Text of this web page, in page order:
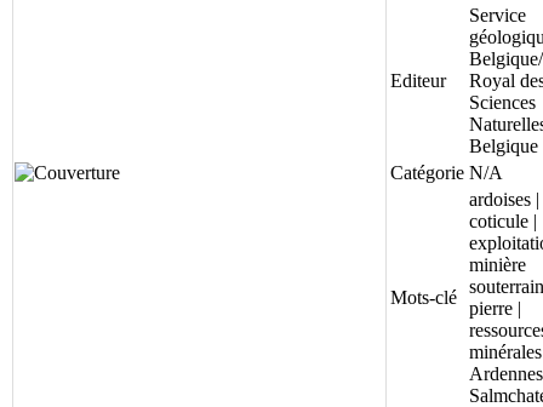
Editeur
Service
Royal
Sciences
Belgique
Catégorie N/A
Mots-clé
ardoises |
coticule |
minière
pierre |